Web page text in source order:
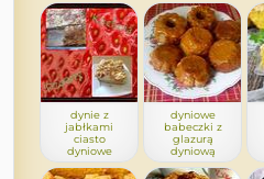
dynie z
jabłkami
ciasto
dyniowe
dyniowe
babeczki z
glazurą
dyniową